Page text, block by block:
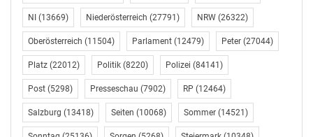
„Exponenten“.
Während die Regierung massiv kürzt, wo es die
Bevölkerung trifft, gebe es gleichzeitig allein für
Bundeskanzler Kurz 51 Mio. Euro „Körberlgeld“, 15 Mio.
Euro noch einmal für Vizekanzler Strache. Und beide
bekommen außerdem 166 Planstellen dazu – „alles für
NI (13669) Niederösterreich (27791) NRW (26322)
Oberösterreich (11504) Parlament (12479) Peter (27044)
Platz (22012) Politik (8220) Polizei (84141)
Post (5298) Presseschau (7902) RP (12464)
Salzburg (13418) Seiten (10068) Sommer (14521)